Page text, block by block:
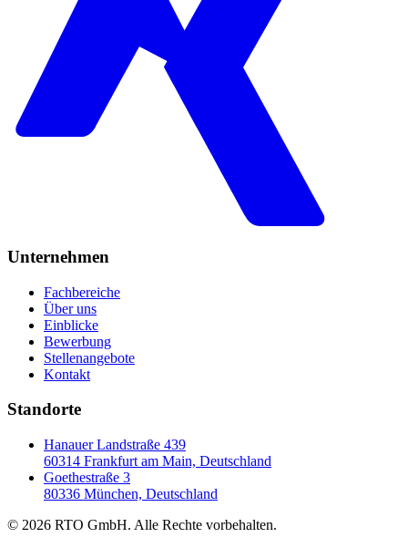
Unternehmen
Fachbereiche
Über uns
Einblicke
Bewerbung
Stellenangebote
Kontakt
Standorte
Hanauer Landstraße 439
60314 Frankfurt am Main, Deutschland
Goethestraße 3
80336 München, Deutschland
© 2026 RTO GmbH. Alle Rechte vorbehalten.